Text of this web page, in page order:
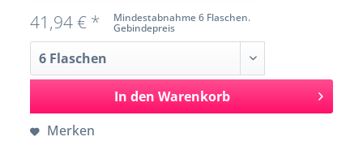
Mindestabnahme 6 Flaschen.
Gebindepreis
41,94 € *
In den Warenkorb
Merken